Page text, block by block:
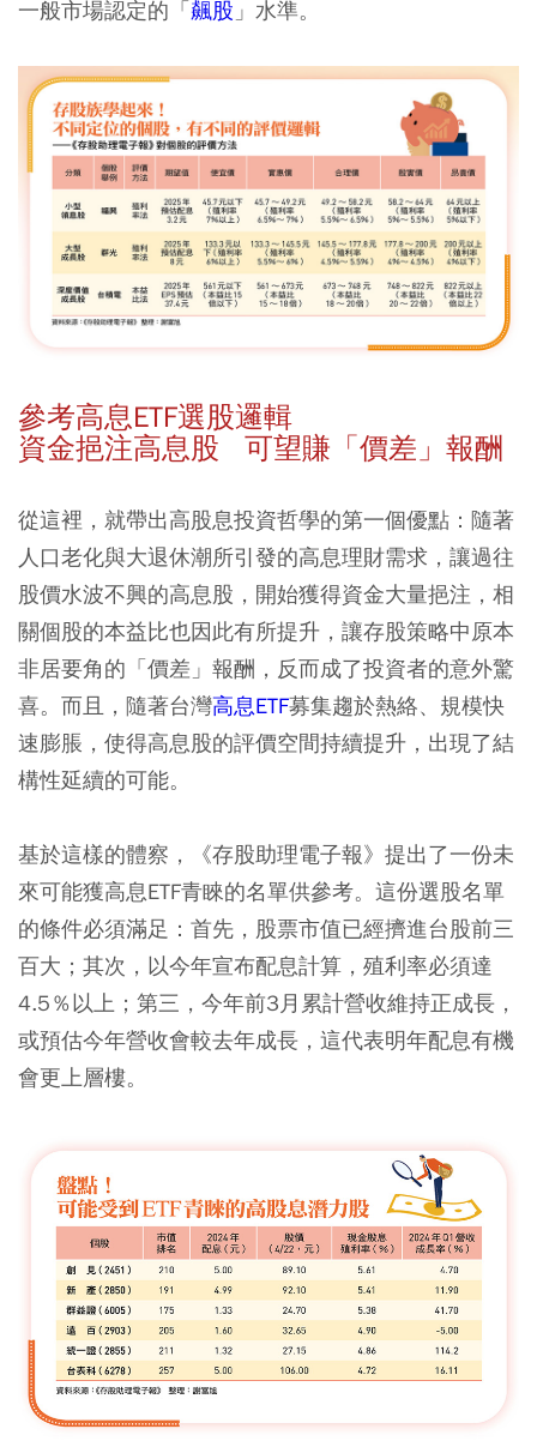
一般市場認定的「飆股 」水準。
參考高息ETF選股邏輯
資金挹注高息股 可望賺「價差」報酬
從這裡，就帶出高股息投資哲學的第一個優點：隨著
人口老化與大退休潮所引發的高息理財需求，讓過往
股價水波不興的高息股，開始獲得資金大量挹注，相
關個股的本益比也因此有所提升，讓存股策略中原本
非居要角的「價差」報酬，反而成了投資者的意外驚
喜。而且，隨著台灣高息ETF募集趨於熱絡、規模快
速膨脹，使得高息股的評價空間持續提升，出現了結
構性延續的可能。
基於這樣的體察，《存股助理電子報》提出了一份未
來可能獲高息ETF青睞的名單供參考。這份選股名單
的條件必須滿足：首先，股票市值已經擠進台股前三
百大；其次，以今年宣布配息計算，殖利率必須達
4.5％以上；第三，今年前3月累計營收維持正成長，
或預估今年營收會較去年成長，這代表明年配息有機
會更上層樓。